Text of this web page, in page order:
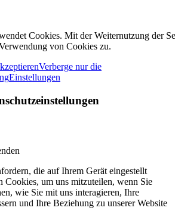
Cookies. Mit der Weiternutzung der
von Cookies zu.
Verberge nur die
Einstellungen
die auf Ihrem Gerät eingestellt
Cookies, um uns mitzuteilen, wenn Sie
wie Sie mit uns interagieren, Ihre
und Ihre Beziehung zu unserer Website